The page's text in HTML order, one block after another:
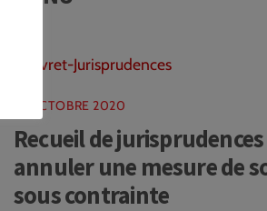
17 OCTOBRE 2020
Recueil de
annuler une mesure de
sous contrainte